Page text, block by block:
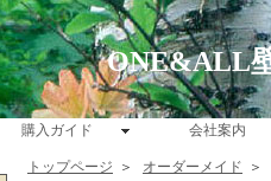
ONE&ALL
購入ガイド 会社案内
トップページ ＞ オーダーメイド ＞